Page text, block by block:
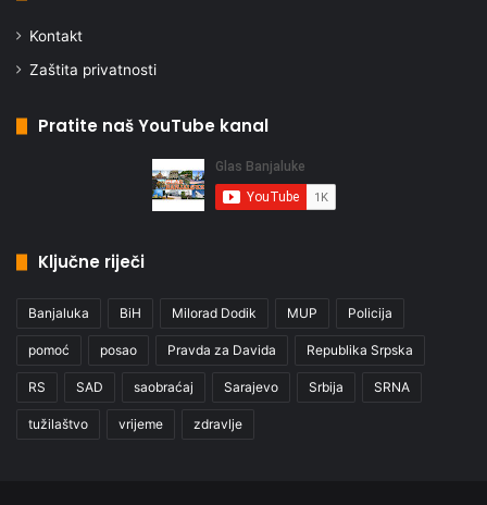
Kontakt
Zaštita privatnosti
Pratite naš YouTube kanal
Ključne riječi
Banjaluka BiH Milorad Dodik MUP Policija
pomoć posao Pravda za Davida Republika Srpska
RS SAD saobraćaj Sarajevo Srbija SRNA
tužilaštvo vrijeme zdravlje